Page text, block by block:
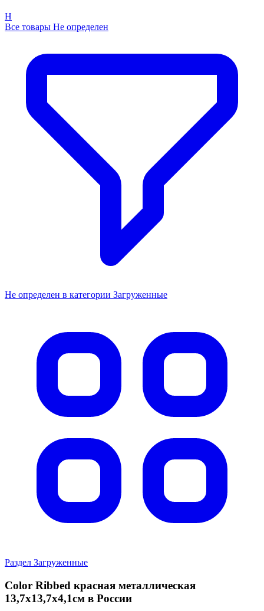
Н
Все товары Не определен
Не определен в категории Загруженные
Раздел Загруженные
Color Ribbed красная металлическая
13,7х13,7х4,1cм в России